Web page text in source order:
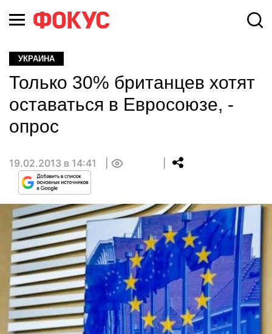
УКРАИНА
Только 30% британцев хотят
оставаться в Евросоюзе, -
опрос
19.02.2013 в 14:41